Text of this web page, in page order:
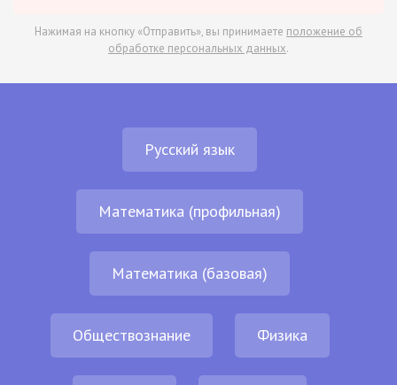
Нажимая на кнопку «Отправить», вы принимаете положение об
обработке персональных данных.
Русский язык
Математика (профильная)
Математика (базовая)
Обществознание Физика